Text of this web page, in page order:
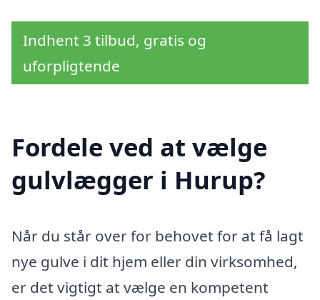
Indhent 3 tilbud, gratis og
uforpligtende
Fordele ved at vælge
gulvlægger i Hurup?
Når du står over for behovet for at få lagt
nye gulve i dit hjem eller din virksomhed,
er det vigtigt at vælge en kompetent